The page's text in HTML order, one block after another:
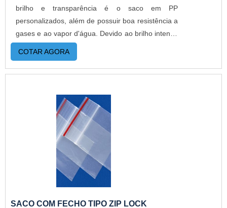
brilho e transparência é o saco em PP
personalizados, além de possuir boa resistência a
gases e ao vapor d'água. Devido ao brilho intenso
que o saco possui, acaba sendo adotado por
várias empresas, pois ajuda no acabamento da
embalagem e além de dar uma ótima impressão
excelente transparência.MAIS INFORMAÇÕES
RELEVANTES SOBRE O PRODUTOÉ empregado
em produtos alimentícios de rápido consumo,
como a pipoca doce, e também é muito utilizado
para embalar revistas, convites, roupas, entre
vários outros. O produto pode ser lacrado e duas
formas, com a seladora manual ou com aba
COTAR AGORA
SACO COM FECHO TIPO ZIP LOCK